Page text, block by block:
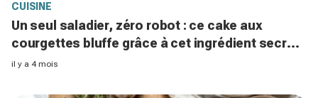
CUISINE
Un seul saladier, zéro robot : ce cake aux
courgettes bluffe grâce à cet ingrédient secret
à tester d’urgence chez vous
il y a 4 mois